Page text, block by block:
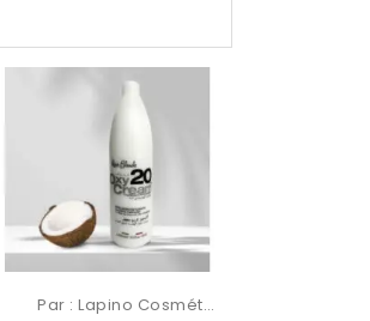
Par : Lapino Cosmétique